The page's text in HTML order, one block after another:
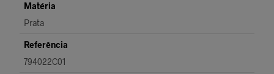
Matéria
Prata
Referência
794022C01